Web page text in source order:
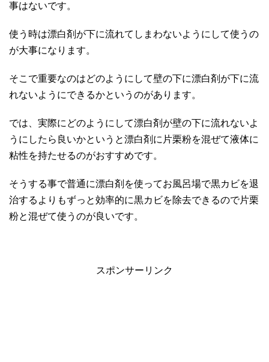
事はないです。
使う時は漂白剤が下に流れてしまわないようにして使うの
が大事になります。
そこで重要なのはどのようにして壁の下に漂白剤が下に流
れないようにできるかというのがあります。
では、実際にどのようにして漂白剤が壁の下に流れないよ
うにしたら良いかというと漂白剤に片栗粉を混ぜて液体に
粘性を持たせるのがおすすめです。
そうする事で普通に漂白剤を使ってお風呂場で黒カビを退
治するよりもずっと効率的に黒カビを除去できるので片栗
粉と混ぜて使うのが良いです。
スポンサーリンク